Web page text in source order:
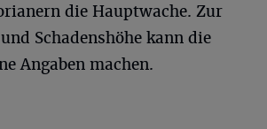
die Hauptwache. Zur
Schadenshöhe kann die
Angaben machen.